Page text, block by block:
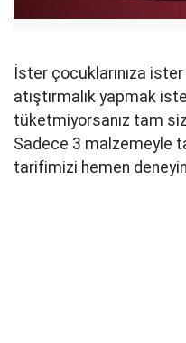
İster çocuklarınıza
atıştırmalık yapmak
tüketmiyorsanız tam
Sadece 3 malzemeyle
tarifimizi hemen